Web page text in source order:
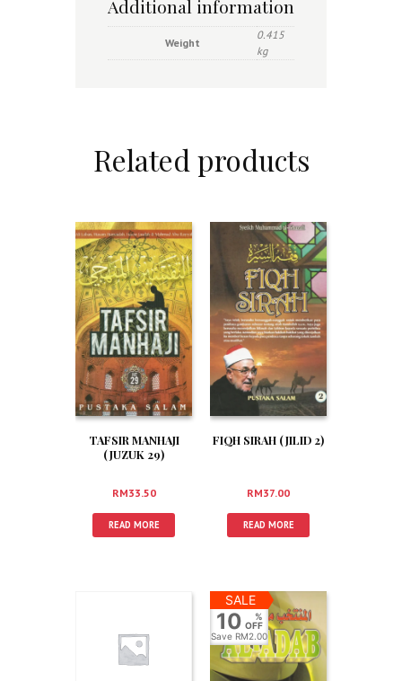
Additional information
Weight
0.415
kg
Related products
TAFSIR MANHAJI
(JUZUK 29)
RM33.50
READ MORE
FIQH SIRAH (JILID 2)
RM37.00
READ MORE
SALE
10
%
OFF
Save RM2.00